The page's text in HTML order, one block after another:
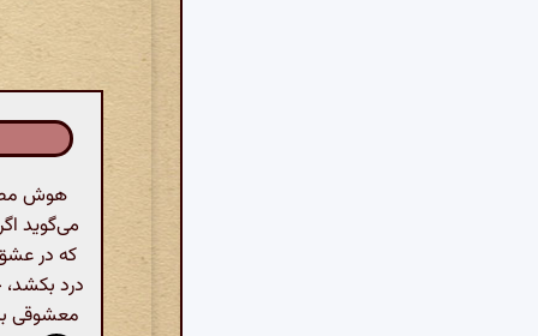
هوش
می‌گوید
که در
درد
معشوقی